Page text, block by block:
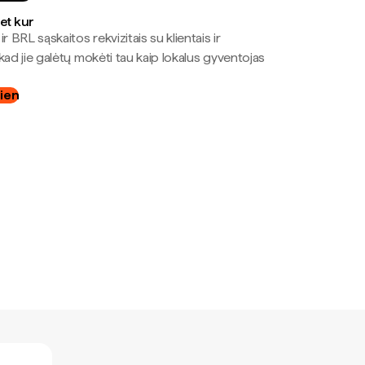
kur
ir BRL sąskaitos rekvizitais su klientais ir
jie galėtų mokėti tau kaip lokalus gyventojas